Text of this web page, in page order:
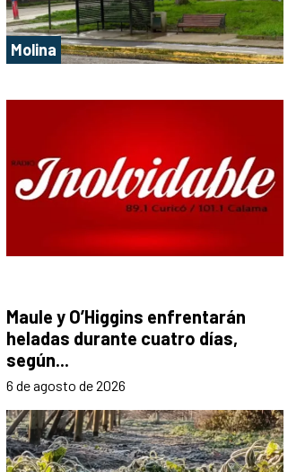
Molina
Maule y O’Higgins enfrentarán
heladas durante cuatro días,
según...
6 de agosto de 2026